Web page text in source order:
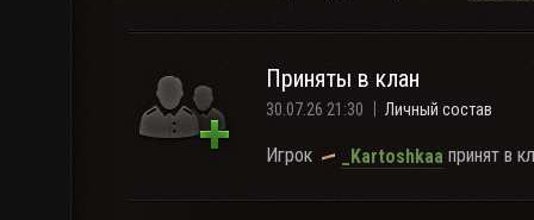
Приняты в клан
30.07.26 21:30 Личный состав
Игрок _Kartoshkaa принят в